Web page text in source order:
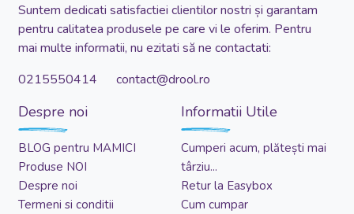
Suntem dedicati satisfactiei clientilor nostri și garantam
pentru calitatea produsele pe care vi le oferim. Pentru
mai multe informatii, nu ezitati să ne contactati:
0215550414 contact@drool.ro
Despre noi
BLOG pentru MAMICI
Produse NOI
Despre noi
Termeni si conditii
Informatii Utile
Cumperi acum, plătești mai
târziu...
Retur la Easybox
Cum cumpar